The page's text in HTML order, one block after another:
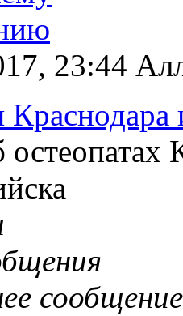
23:44
сообщение